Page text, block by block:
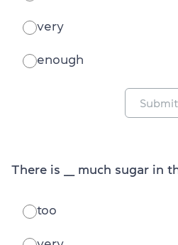
very
enough
Submit
There is ___ much sugar in
too